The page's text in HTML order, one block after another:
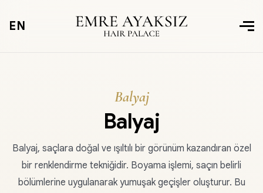
EN
Balyaj
Balyaj
Balyaj, saçlara doğal ve ışıltılı bir görünüm kazandıran özel
bir renklendirme tekniğidir. Boyama işlemi, saçın belirli
bölümlerine uygulanarak yumuşak geçişler oluşturur. Bu